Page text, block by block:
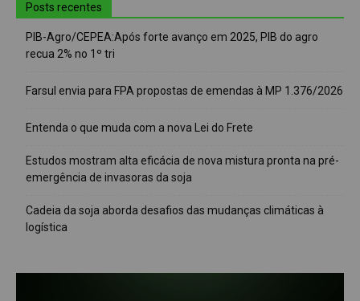
Posts recentes
PIB-Agro/CEPEA:Após forte avanço em 2025, PIB do agro
recua 2% no 1º tri
Farsul envia para FPA propostas de emendas à MP 1.376/2026
Entenda o que muda com a nova Lei do Frete
Estudos mostram alta eficácia de nova mistura pronta na pré-
emergência de invasoras da soja
Cadeia da soja aborda desafios das mudanças climáticas à
logística